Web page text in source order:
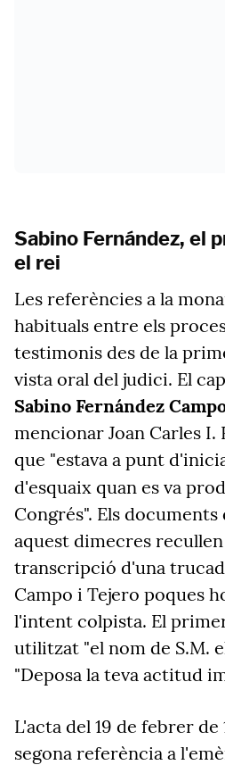
Sabino Fernández, el
el rei
Les referències a la
habituals entre els
testimonis des de la
vista oral del judici. El
Sabino Fernández
mencionar Joan Carles
que "estava a punt
d'esquaix quan es va
Congrés". Els documents
aquest dimecres
transcripció d'una
Campo i Tejero poques
l'intent colpista. El
utilitzat "el nom de S.M.
"Deposa la teva actitud
L'acta del 19 de febrer de
segona referència a